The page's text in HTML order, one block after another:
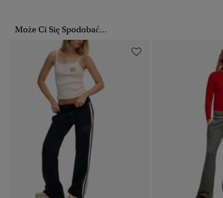
Może Ci Się Spodobać...